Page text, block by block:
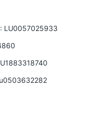
LU0057025933